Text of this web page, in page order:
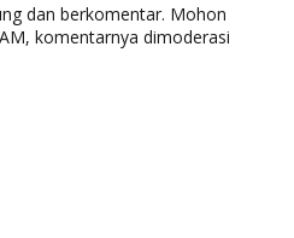
dan berkomentar. Mohon
komentarnya dimoderasi